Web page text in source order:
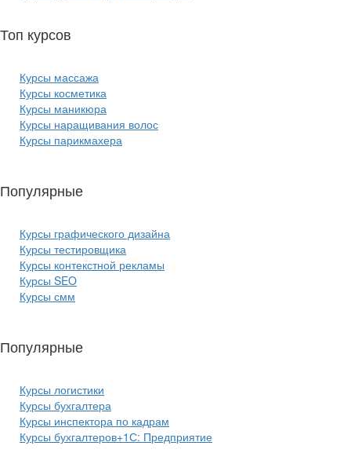
Топ курсов
Курсы массажа
Курсы косметика
Курсы маникюра
Курсы наращивания волос
Курсы парикмахера
Популярные
Курсы графического дизайна
Курсы тестировщика
Курсы контекстной рекламы
Курсы SEO
Курсы смм
Популярные
Курсы логистики
Курсы бухгалтера
Курсы инспектора по кадрам
Курсы бухгалтеров+1С: Предприятие